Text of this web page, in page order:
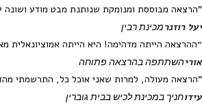
"הרצאה מבוססת ומנומקת שנותנת מבט מודע
יעל רוזנרמכינת רבין
״ההרצאה הייתה מדהימה! היא הייתה אמוציונאלית
אוריהשתתפה בהרצאה פתוחה
"הרצאה מעולה, למרות שאני אוכל כל, התרשמתי
עידוחניך במכינת לכיש בבית גוברין